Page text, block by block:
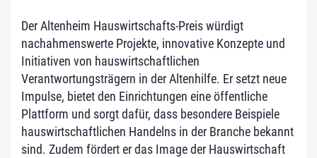
Der Altenheim Hauswirtschafts-Preis würdigt
nachahmenswerte Projekte, innovative Konzepte und
Initiativen von hauswirtschaftlichen
Verantwortungsträgern in der Altenhilfe. Er setzt neue
Impulse, bietet den Einrichtungen eine öffentliche
Plattform und sorgt dafür, dass besondere Beispiele
hauswirtschaftlichen Handelns in der Branche bekannt
sind. Zudem fördert er das Image der Hauswirtschaft